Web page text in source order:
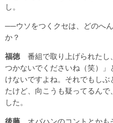
し。
──ウソをつくクセは、どのへ
か？
福徳 番組で取り上げられたし
つかないでくださいね（笑）
けないですよね。それでもし
たけど、向こうも疑ってるん
した。
後藤 オバハンのコントとかも